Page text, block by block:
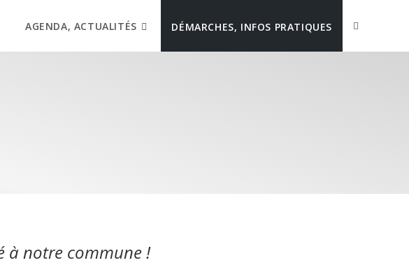
AGENDA, ACTUALITÉS DÉMARCHES, INFOS PRATIQUES
à notre commune !​